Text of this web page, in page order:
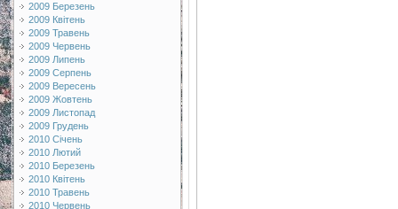
2009 Березень
2009 Квітень
2009 Травень
2009 Червень
2009 Липень
2009 Серпень
2009 Вересень
2009 Жовтень
2009 Листопад
2009 Грудень
2010 Січень
2010 Лютий
2010 Березень
2010 Квітень
2010 Травень
2010 Червень